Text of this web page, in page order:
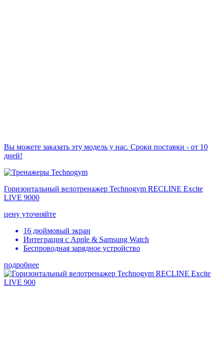
Вы можете заказать эту модель у нас. Сроки поставки - от 10
дней!
Горизонтальный велотренажер Technogym RECLINE Excite
LIVE 9000
цену уточняйте
16 дюймовый экран
Интеграция с Apple & Samsung Watch
Беспроводная зарядное устройство
подробнее